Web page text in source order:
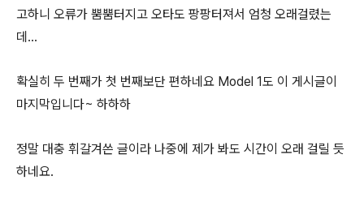
고하니 오류가 뿜뿜터지고 오타도 팡팡터져서 엄청 오래걸렸는
데...
확실히 두 번째가 첫 번째보단 편하네요 Model 1도 이 게시글이
마지막입니다~ 하하하
정말 대충 휘갈겨쓴 글이라 나중에 제가 봐도 시간이 오래 걸릴 듯
하네요.